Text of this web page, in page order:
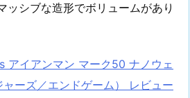
ッシブな造形でボリュームがあり
アイアンマン マーク50 ナノウェ
ーズ／エンドゲーム） レビュー